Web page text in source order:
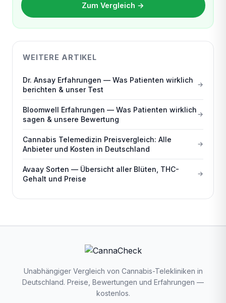
Zum Vergleich →
WEITERE ARTIKEL
Dr. Ansay Erfahrungen — Was Patienten wirklich
berichten & unser Test
Bloomwell Erfahrungen — Was Patienten wirklich
sagen & unsere Bewertung
Cannabis Telemedizin Preisvergleich: Alle
Anbieter und Kosten in Deutschland
Avaay Sorten — Übersicht aller Blüten, THC-
Gehalt und Preise
Unabhängiger Vergleich von Cannabis-Telekliniken in
Deutschland. Preise, Bewertungen und Erfahrungen —
kostenlos.